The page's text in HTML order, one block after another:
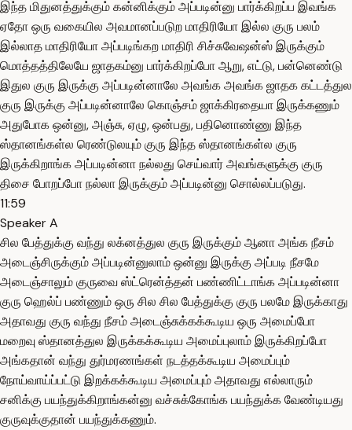
இந்த மிதுனத்துக்கும் கன்னிக்கும் அப்படின்னு பார்க்கிறப்ப இவங்க
ஏதோ ஒரு வகையில அவமானப்படுற மாதிரியோ இல்ல குரு பலம்
இல்லாத மாதிரியோ அப்படிங்கற மாதிரி சிச்சுவேஷன்ஸ் இருக்கும்
மொத்தத்திலேயே ஜாதகம்னு பார்க்கிறப்போ ஆறு, எட்டு, பன்னெண்டு
இதுல குரு இருக்கு அப்படின்னாலே அவங்க அவங்க ஜாதக கட்டத்துல
குரு இருக்கு அப்படின்னாலே கொஞ்சம் ஜாக்கிரதையா இருக்கணும்
அதுபோக ஒன்னு, அஞ்சு, ஏழு, ஒன்பது, பதினொண்ணு இந்த
ஸ்தானங்கள்ல ரெண்டுலயும் குரு இந்த ஸ்தானங்கள்ல குரு
இருக்கிறாங்க அப்படின்னா நல்லது செய்வார் அவங்களுக்கு குரு
திசை போறப்போ நல்லா இருக்கும் அப்படின்னு சொல்லப்படுது.
11:59
Speaker A
சில பேத்துக்கு வந்து லக்னத்துல குரு இருக்கும் ஆனா அங்க நீசம்
அடைஞ்சிருக்கும் அப்படின்னுலாம் ஒன்னு இருக்கு அப்படி நீசமே
அடைஞ்சாலும் குருவை ஸ்ட்ரென்த்தன் பண்ணிட்டாங்க அப்படின்னா
குரு ஹெல்ப் பண்ணும் ஒரு சில சில பேத்துக்கு குரு பலமே இருக்காது
அதாவது குரு வந்து நீசம் அடைஞ்சுக்கக்கூடிய ஒரு அமைப்போ
மறைவு ஸ்தானத்துல இருக்கக்கூடிய அமைப்புலாம் இருக்கிறப்போ
அங்கதான் வந்து துர்மரணங்கள் நடத்தக்கூடிய அமைப்பும்
நோய்வாய்ப்பட்டு இறக்கக்கூடிய அமைப்பும் அதாவது எல்லாரும்
சனிக்கு பயந்துக்கிறாங்கன்னு வச்சுக்கோங்க பயந்துக்க வேண்டியது
குருவுக்குதான் பயந்துக்கணும்.